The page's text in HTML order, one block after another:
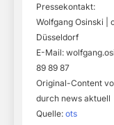
Pressekontakt:
Wolfgang Osinski |
Düsseldorf
E-Mail:
89 89 87
Original-Content
durch news aktuell
Quelle: ots